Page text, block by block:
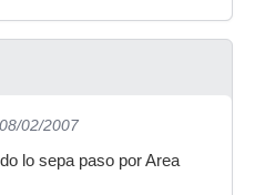
02/2007
lo sepa paso por Area